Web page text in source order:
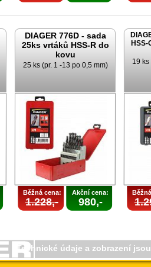
DIAGER 776D - sada
25ks vrtáků HSS-R do
kovu
25 ks (pr. 1 -13 po 0,5 mm)
Běžná cena:
1.228,-
Akční cena:
980,-
19 ks
Technické údaje a zobrazení